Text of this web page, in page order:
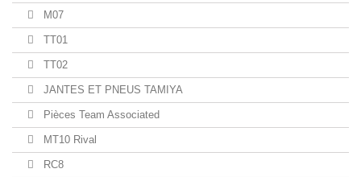
M07
TT01
TT02
JANTES ET PNEUS TAMIYA
Pièces Team Associated
MT10 Rival
RC8